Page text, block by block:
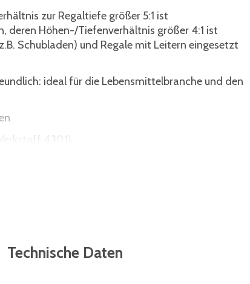
zur Regaltiefe größer 5:1 ist
deren Höhen-/Tiefenverhältnis größer 4:1 ist
Schubladen) und Regale mit Leitern eingesetzt
ideal für die Lebensmittelbranche und den
4301)
Montage spart Zeit
Technische Daten